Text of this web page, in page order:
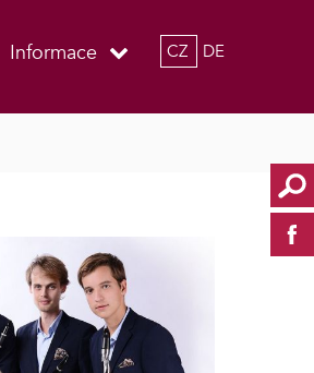
Informace CZ DE